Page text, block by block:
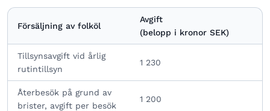
Försäljning av folköl
Avgift
(belopp i kronor SEK)
Tillsynsavgift vid årlig
rutintillsyn
1 230
Återbesök på grund av
brister, avgift per besök
1 200